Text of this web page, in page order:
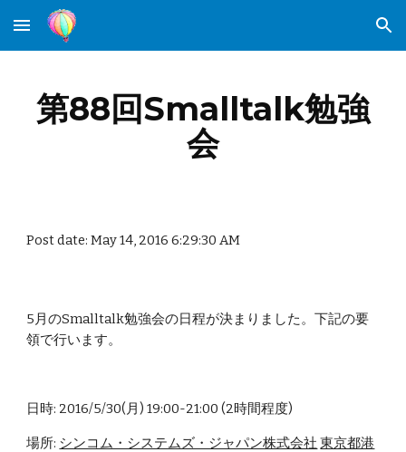
Skip to main content Skip to navigation
第88回Smalltalk勉強
会
Post date: May 14, 2016 6:29:30 AM
5月のSmalltalk勉強会の日程が決まりました。下記の要
領で行います。
日時: 2016/5/30(月) 19:00-21:00 (2時間程度)
場所: シンコム・システムズ・ジャパン株式会社 東京都港